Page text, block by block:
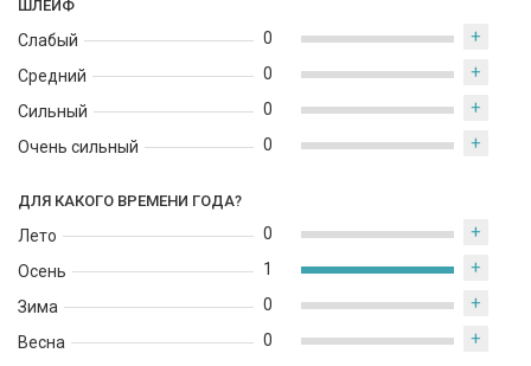
ШЛЕЙФ
Слабый
Средний
Сильный
Очень сильный
0 +
0 +
0 +
0 +
ДЛЯ КАКОГО ВРЕМЕНИ ГОДА?
Лето
Осень
Зима
Весна
0 +
1 +
0 +
0 +